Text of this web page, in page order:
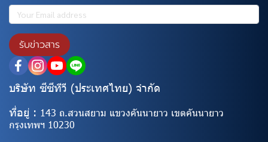
รับข่าวสาร
บริษัท ซีซีทีวี (ประเทศไทย) จํากัด
ที่อยู่ : 143 ถ.สวนสยาม แขวงคันนายาว เขตคันนายาว
กรุงเทพฯ 10230